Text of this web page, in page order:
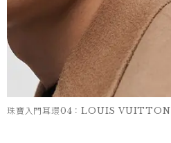
珠寶入門耳環04：LOUIS VUITTON